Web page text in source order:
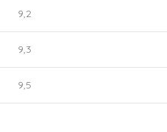
9,2
9,3
9,5